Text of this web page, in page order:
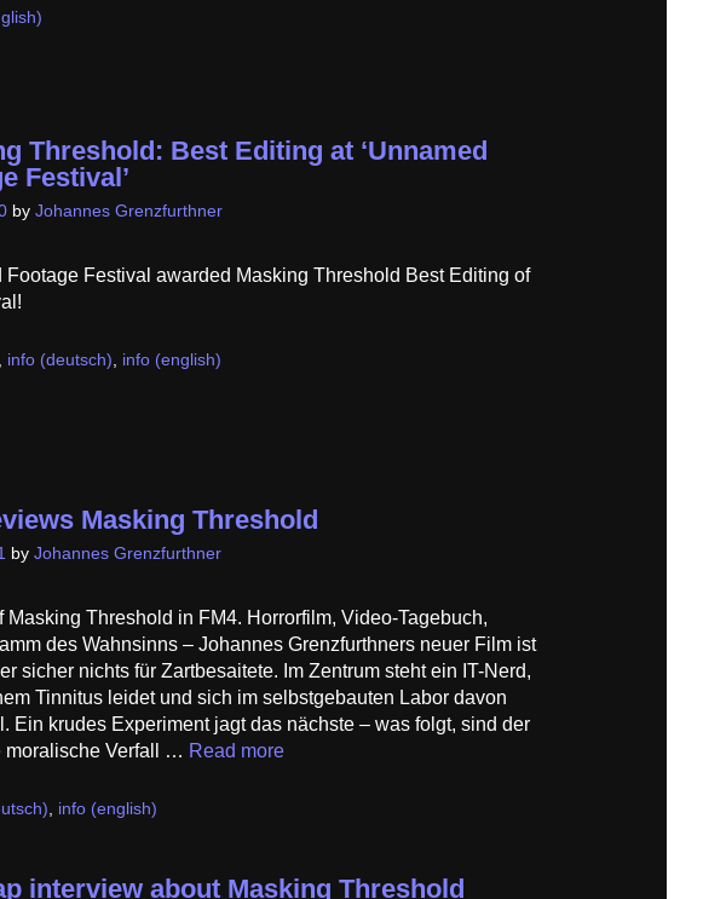
Threshold: Best Editing at ‘Unnamed
Festival’
by Johannes Grenzfurthner
Footage Festival awarded Masking Threshold Best Editing of
info (deutsch) info (english)
Masking Threshold
by Johannes Grenzfurthner
Masking Threshold in FM4. Horrorfilm, Video-Tagebuch,
des Wahnsinns – Johannes Grenzfurthners neuer Film ist
sicher nichts für Zartbesaitete. Im Zentrum steht ein IT-Nerd,
Tinnitus leidet und sich im selbstgebauten Labor davon
Ein krudes Experiment jagt das nächste – was folgt, sind der
moralische Verfall … Read more
info (english)
interview about Masking Threshold